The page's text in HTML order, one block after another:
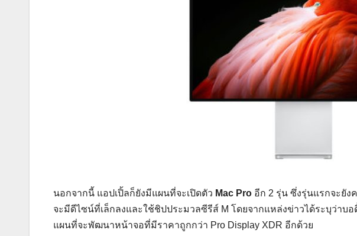
นอกจากนี้ แอปเปิ้ลก็ยังมีแผนที่จะเปิดตัว Mac Pro อีก 2 รุ่น ซึ่งรุ่นแรกจะยัง
จะมีดีไซน์ที่เล็กลงและใช้ชิปประมวลซีรีส์ M โดยจากแหล่งข่าวได้ระบุว่าบ
แผนที่จะพัฒนาหน้าจอที่มีราคาถูกกว่า Pro Display XDR อีกด้วย